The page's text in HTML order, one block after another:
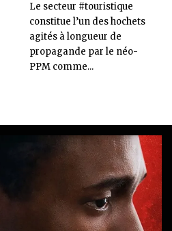
Le secteur #touristique
constitue l’un des hochets
agités à longueur de
propagande par le néo-
PPM comme...